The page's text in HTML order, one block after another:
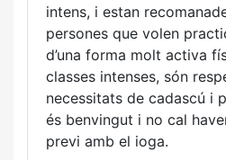
intens, i estan
persones que volen
d’una forma molt activa
classes intenses, són
necessitats de cadascú i
és benvingut i no cal
previ amb el ioga.